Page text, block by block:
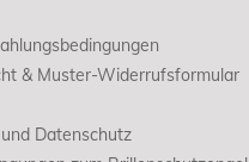
& Muster-Widerrufsformular
Datenschutz